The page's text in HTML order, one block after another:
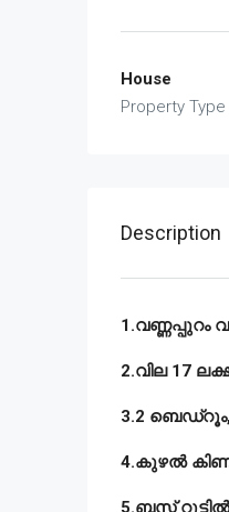
House
Property Type
Description
1.വണ്ണപ്പുറം
2.വില 17
3.2
4.കുഴൽ
5.ബസ് റൂട്ടിൽ